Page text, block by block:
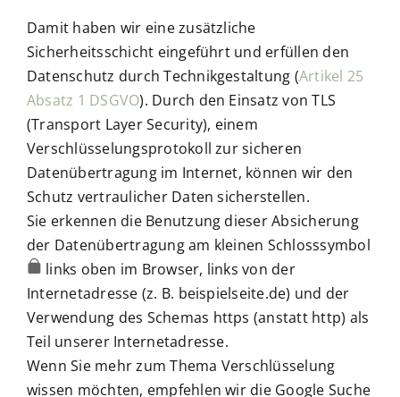
Damit haben wir eine zusätzliche
Sicherheitsschicht eingeführt und erfüllen den
Datenschutz durch Technikgestaltung (Artikel 25
Absatz 1 DSGVO). Durch den Einsatz von TLS
(Transport Layer Security), einem
Verschlüsselungsprotokoll zur sicheren
Datenübertragung im Internet, können wir den
Schutz vertraulicher Daten sicherstellen.
Sie erkennen die Benutzung dieser Absicherung
der Datenübertragung am kleinen Schlosssymbol
links oben im Browser, links von der
Internetadresse (z. B. beispielseite.de) und der
Verwendung des Schemas https (anstatt http) als
Teil unserer Internetadresse.
Wenn Sie mehr zum Thema Verschlüsselung
wissen möchten, empfehlen wir die Google Suche